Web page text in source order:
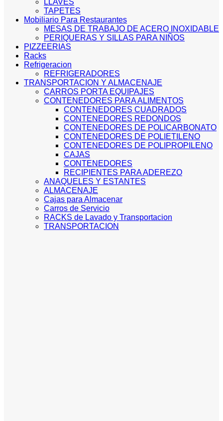
LLAVES
TAPETES
Mobiliario Para Restaurantes
MESAS DE TRABAJO DE ACERO INOXIDABLE
PERIQUERAS Y SILLAS PARA NIÑOS
PIZZEERIAS
Racks
Refrigeracion
REFRIGERADORES
TRANSPORTACION Y ALMACENAJE
CARROS PORTA EQUIPAJES
CONTENEDORES PARA ALIMENTOS
CONTENEDORES CUADRADOS
CONTENEDORES REDONDOS
CONTENEDORES DE POLICARBONATO
CONTENEDORES DE POLIETILENO
CONTENEDORES DE POLIPROPILENO
CAJAS
CONTENEDORES
RECIPIENTES PARA ADEREZO
ANAQUELES Y ESTANTES
ALMACENAJE
Cajas para Almacenar
Carros de Servicio
RACKS de Lavado y Transportacion
TRANSPORTACION